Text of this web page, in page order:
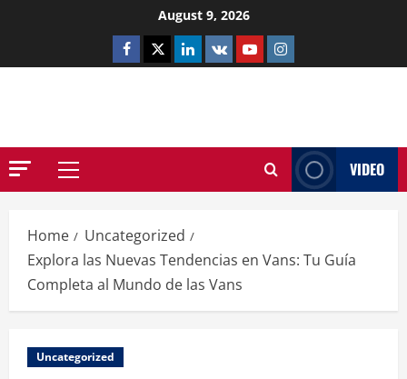
August 9, 2026
Facebook
TwitterLinkedin
VK YoutubeInstagram
Primary
VIDEO
Home
Uncategorized
Explora las Nuevas Tendencias en Vans: Tu Guía
Completa al Mundo de las Vans
Uncategorized